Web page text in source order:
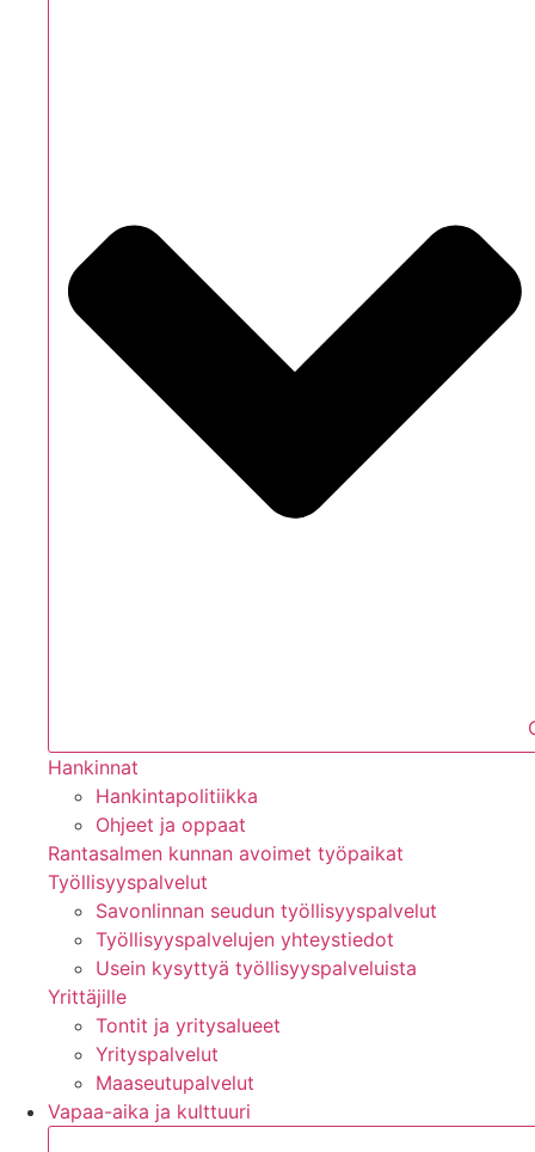
Hankinnat
Hankintapolitiikka
Ohjeet ja oppaat
Rantasalmen kunnan avoimet työpaikat
Työllisyyspalvelut
Savonlinnan seudun työllisyyspalvelut
Työllisyyspalvelujen yhteystiedot
Usein kysyttyä työllisyyspalveluista
Yrittäjille
Tontit ja yritysalueet
Yrityspalvelut
Maaseutupalvelut
Vapaa-aika ja kulttuuri